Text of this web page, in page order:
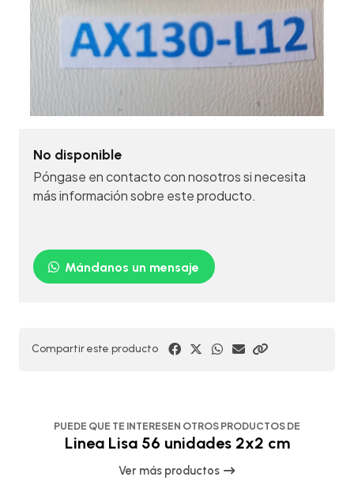
No disponible
Póngase en contacto con nosotros si necesita
más información sobre este producto.
Mándanos un mensaje
Compartir este producto
PUEDE QUE TE INTERESEN OTROS PRODUCTOS DE
Linea Lisa 56 unidades 2x2 cm
Ver más productos